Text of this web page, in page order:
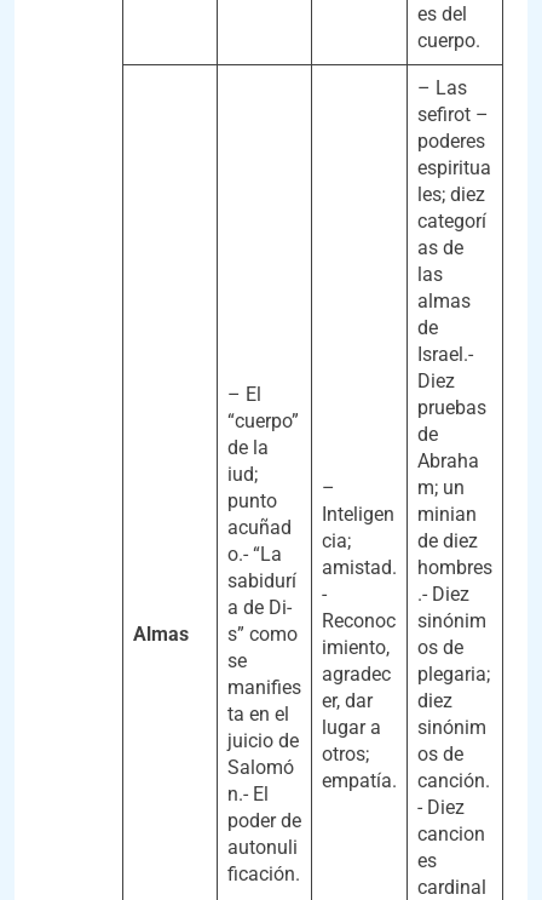
es del
cuerpo.
Almas
– El
“cuerpo”
de la
iud;
punto
acuñad
o.- “La
sabidurí
a de Di-
s” como
se
manifies
ta en el
juicio de
Salomó
n.- El
poder de
autonuli
ficación.
–
Inteligen
cia;
amistad.
-
Reconoc
imiento,
agradec
er, dar
lugar a
otros;
empatía.
– Las
sefirot –
poderes
espiritua
les; diez
categorí
as de
las
almas
de
Israel.-
Diez
pruebas
de
Abraha
m; un
minian
de diez
hombres
.- Diez
sinónim
os de
plegaria;
diez
sinónim
os de
canción.
- Diez
cancion
es
cardinal